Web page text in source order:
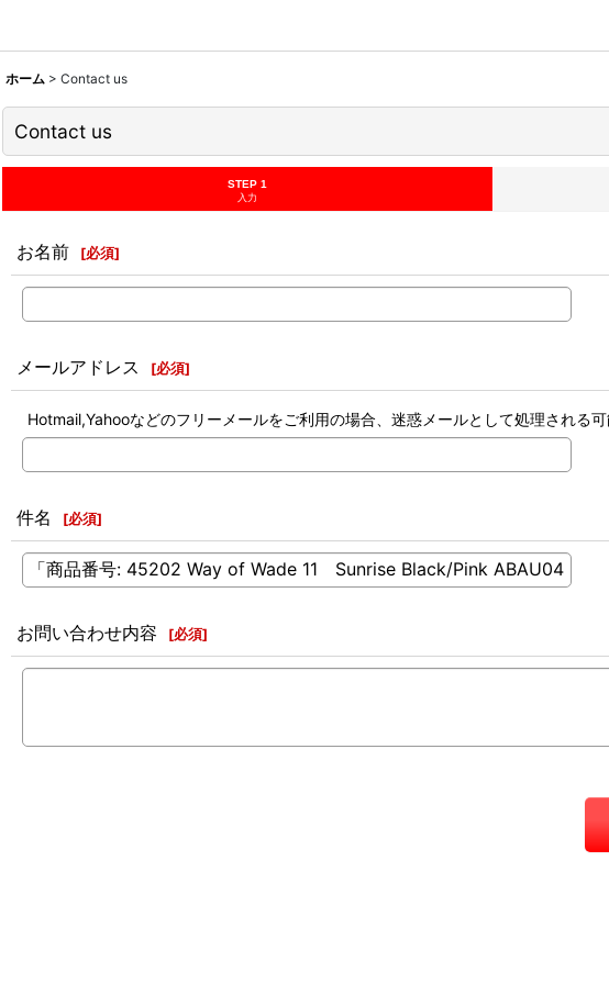
ホーム > Contact us
Contact us
STEP 1
入力
お名前 [必須]
メールアドレス [必須]
Hotmail,Yahooなどのフリーメールをご利用の場合、迷惑メールとして処理される
件名 [必須]
お問い合わせ内容 [必須]